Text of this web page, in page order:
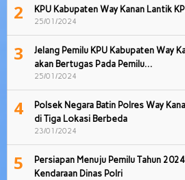
2 KPU Kabupaten Way Kanan Lantik
25/01/2024
3
Jelang Pemilu KPU Kabupaten Way
akan Bertugas Pada Pemilu…
25/01/2024
4
Polsek Negara Batin Polres Way
di Tiga Lokasi Berbeda
23/01/2024
5
Persiapan Menuju Pemilu Tahun
Kendaraan Dinas Polri